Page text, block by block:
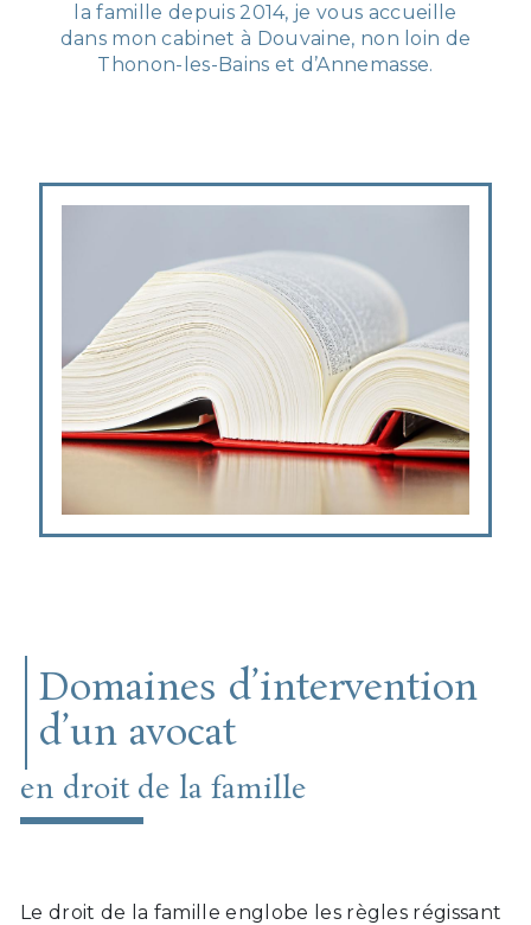
la famille depuis 2014, je vous accueille
dans mon cabinet à Douvaine, non loin de
Thonon-les-Bains et d’Annemasse.
Domaines d’intervention
d’un avocat
en droit de la famille
Le droit de la famille englobe les règles régissant